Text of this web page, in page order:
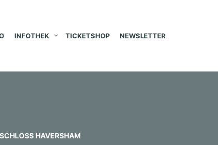
INFOTHEK TICKETSHOP NEWSLETTER
HAVERSHAM